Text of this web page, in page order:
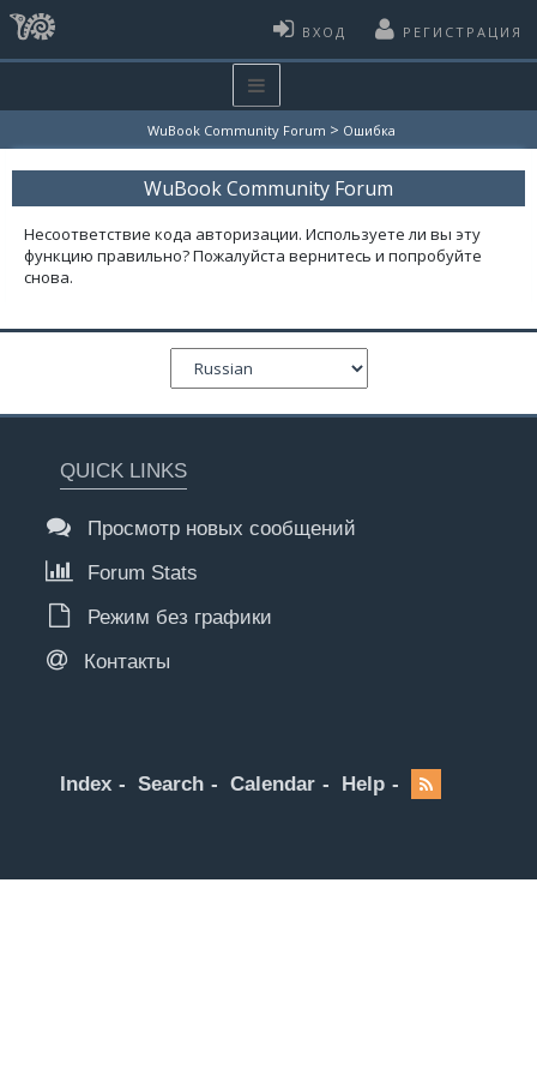
ВХОД РЕГИСТРАЦИЯ
WuBook Community Forum > Ошибка
WuBook Community Forum
Несоответствие кода авторизации. Используете ли вы эту
функцию правильно? Пожалуйста вернитесь и попробуйте
снова.
QUICK LINKS
Просмотр новых сообщений
Forum Stats
Режим без графики
Контакты
Index Search Calendar Help